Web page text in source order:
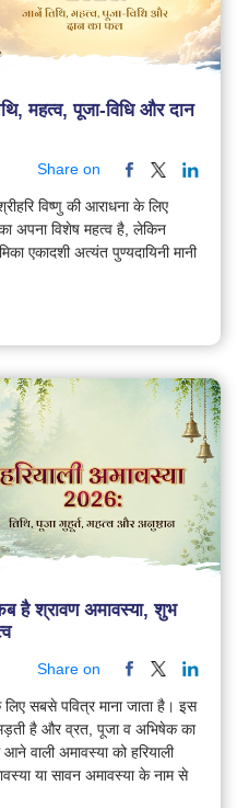
महत्व, पूजा-विधि और दान
Share on
विष्णु की आराधना के लिए
अपना विशेष महत्व है, लेकिन
एकादशी अत्यंत पुण्यदायिनी मानी
है श्रावण अमावस्या, शुभ
Share on
सबसे पवित्र माना जाता है। इस
है और व्रत, पूजा व अभिषेक का
वाली अमावस्या को हरियाली
या सावन अमावस्या के नाम से